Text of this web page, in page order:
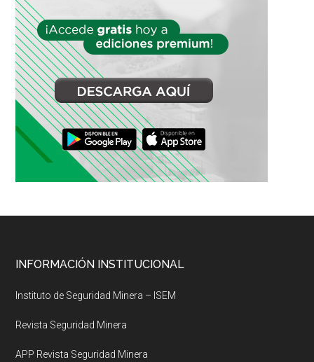
Footer
INFORMACIÓN INSTITUCIONAL
Instituto de Seguridad Minera – ISEM
Revista Seguridad Minera
APP Revista Seguridad Minera